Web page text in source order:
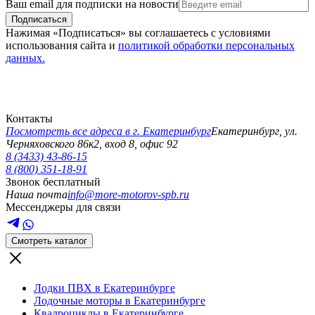
Ваш email для подписки на новости
Подписаться
Нажимая «Подписаться» вы соглашаетесь с условиями
использования сайта и политикой обработки персональных
данных.
Контакты
Посмотреть все адреса в г. ЕкатеринбургЕкатеринбург ул.
Черняховского 86к2, вход 8, офис 92
8 (3433) 43-86-15
8 (800) 351-18-91
Звонок бесплатный
Наша почтаinfo@more-motorov-spb.ru
Мессенджеры для связи
Смотреть каталог
Лодки ПВХ в Екатеринбурге
Лодочные моторы в Екатеринбурге